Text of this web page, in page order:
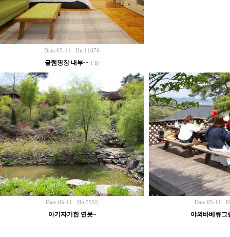
Date:05-11 Hit:11676
글램핑장 내부~~ ( 1)
Date:05-11 Hit:5555
아기자기한 연못~
Date:05-11
야외바베큐